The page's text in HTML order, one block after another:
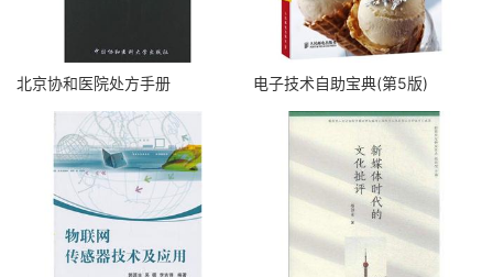
北京协和医院处方手册 电子技术自助宝典(第5版)